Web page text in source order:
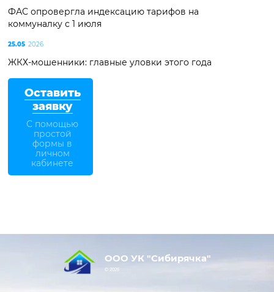
Оставить
заявку
С помощью
простой
формы в
личном
кабинете
ФАС опровергла индексацию тарифов на
коммуналку с 1 июля
25.05 2026
ЖКХ-мошенники: главные уловки этого года
ООО УК "Сибирячка"
© 2026